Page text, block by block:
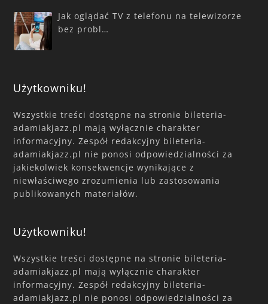
Jak oglądać TV z telefonu na telewizorze
bez probl…
Użytkowniku!
Wszystkie treści dostępne na stronie bileteria-
adamiakjazz.pl mają wyłącznie charakter
informacyjny. Zespół redakcyjny bileteria-
adamiakjazz.pl nie ponosi odpowiedzialności za
jakiekolwiek konsekwencje wynikające z
niewłaściwego zrozumienia lub zastosowania
publikowanych materiałów.
Użytkowniku!
Wszystkie treści dostępne na stronie bileteria-
adamiakjazz.pl mają wyłącznie charakter
informacyjny. Zespół redakcyjny bileteria-
adamiakjazz.pl nie ponosi odpowiedzialności za